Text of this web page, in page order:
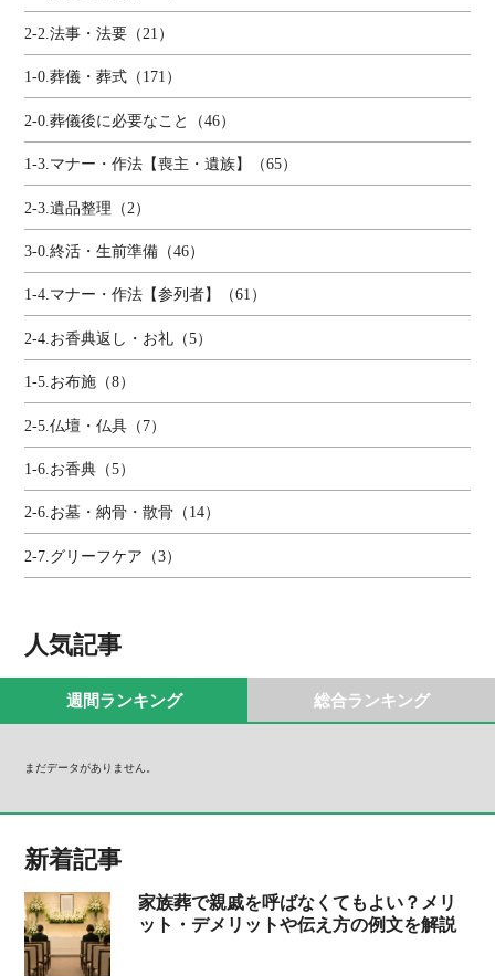
人気記事
週間ランキング 総合ランキング
まだデータがありません。
新着記事
家族葬で親戚を呼ばなくてもよい？メリ
ット・デメリットや伝え方の例文を解説
2-2.法事・法要（21）
1-0.葬儀・葬式（171）
2-0.葬儀後に必要なこと（46）
1-3.マナー・作法【喪主・遺族】（65）
2-3.遺品整理（2）
3-0.終活・生前準備（46）
1-4.マナー・作法【参列者】（61）
2-4.お香典返し・お礼（5）
1-5.お布施（8）
2-5.仏壇・仏具（7）
1-6.お香典（5）
2-6.お墓・納骨・散骨（14）
2-7.グリーフケア（3）